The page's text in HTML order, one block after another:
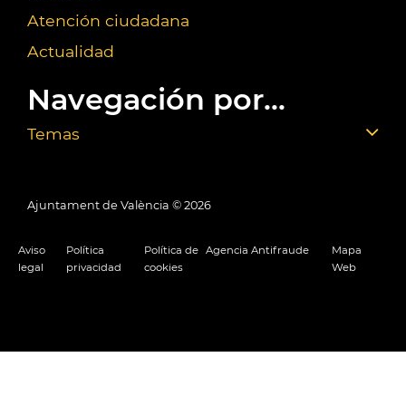
Atención ciudadana
Actualidad
Navegación por...
Temas
Ajuntament de València © 2026
Aviso
legal
Política
privacidad
Política de
cookies
Agencia Antifraude
Mapa
Web